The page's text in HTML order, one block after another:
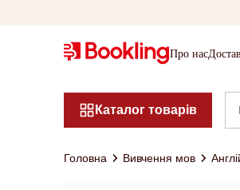
Про нас
Каталог товарів
Головна Вивчення мов